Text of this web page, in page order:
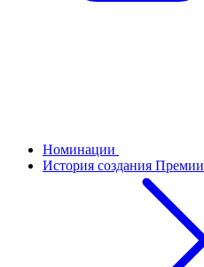
Номинации
История создания Премии